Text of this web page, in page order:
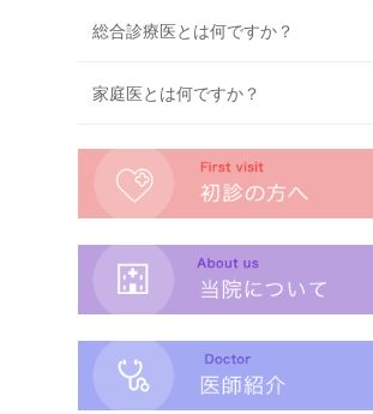
総合診療医とは何ですか？
家庭医とは何ですか？